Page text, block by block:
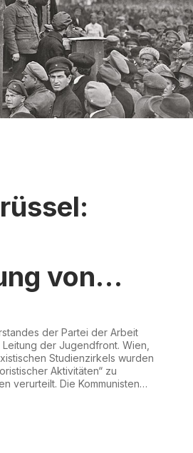
von
und
der Partei der Arbeit
der Jugendfront. Wien,
Studienzirkels wurden
Aktivitäten“ zu
verurteilt. Die Kommunisten
des Föderalen
aufgenommen...